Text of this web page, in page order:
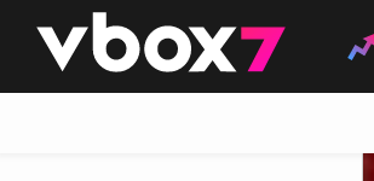
👾